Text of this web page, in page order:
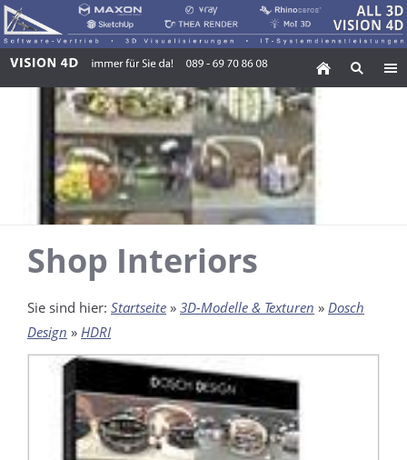
Shop Interiors
Sie sind hier: Startseite » 3D-Modelle & Texturen » Dosch
Design » HDRI